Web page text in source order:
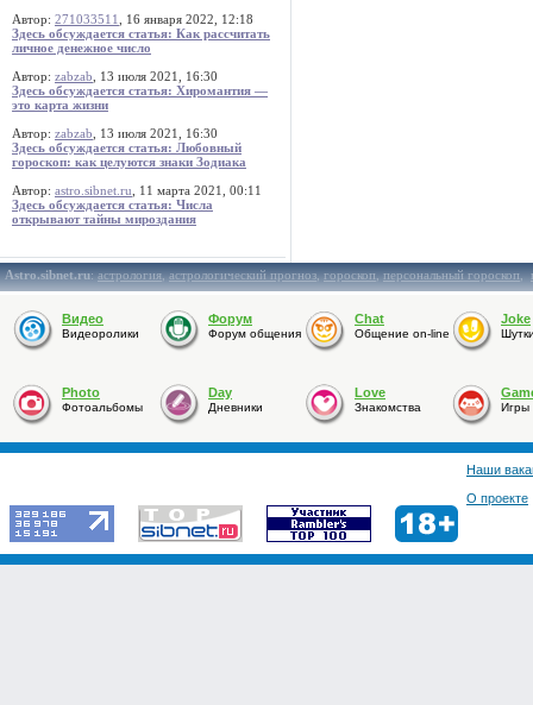
Автор: 271033511
, 16 января 2022, 12:18
Здесь обсуждается статья: Как рассчитать
личное денежное число
Автор: zabzab , 13 июля 2021, 16:30
Здесь обсуждается статья: Хиромантия —
это карта жизни
Автор: zabzab , 13 июля 2021, 16:30
Здесь обсуждается статья: Любовный
гороскоп: как целуются знаки Зодиака
Автор: astro.sibnet.ru , 11 марта 2021, 00:11
Здесь обсуждается статья: Числа
открывают тайны мироздания
Astro.sibnet.ru:астрология,астрологический прогноз,гороскоп,персональный гороскоп,
Видео
Видеоролики
Форум
Форум общения
Chat
Общение on-line
Joke
Photo
Фотоальбомы
Day
Дневники
Love
Знакомства Игры
Наши
О проекте